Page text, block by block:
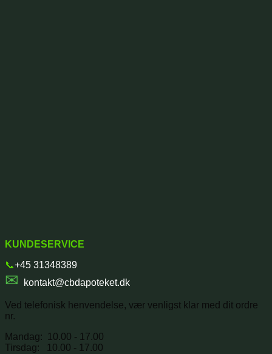
KUNDESERVICE
📞+45 31348389
✉ kontakt@cbdapoteket.dk
Ved telefonisk henvendelse, vær venligst klar med dit ordre
nr.
Mandag: 10.00 - 17.00
Tirsdag: 10.00 - 17.00